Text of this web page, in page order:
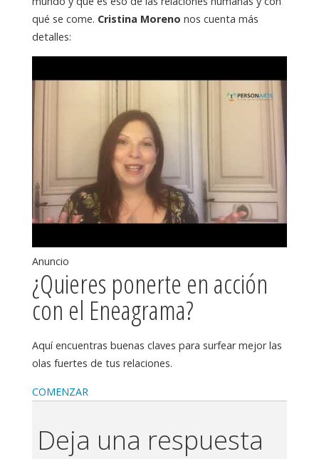
qué se come. Cristina Moreno nos cuenta más
detalles:
Anuncio
¿Quieres ponerte en acción
con el Eneagrama?
Aquí encuentras buenas claves para surfear mejor las
olas fuertes de tus relaciones.
COMENZAR
Deja una respuesta